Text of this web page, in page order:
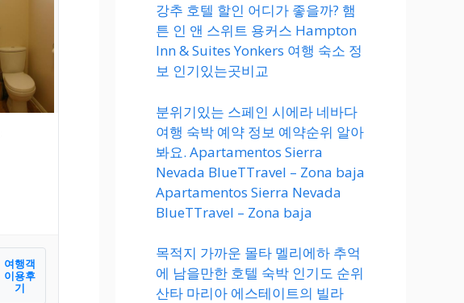
여행객
이용후
기
강추 호텔 할인 어디가 좋을까? 햄
튼 인 앤 스위트 용커스 Hampton
Inn & Suites Yonkers 여행 숙소 정
보 인기있는곳비교
분위기있는 스페인 시에라 네바다
여행 숙박 예약 정보 예약순위 알아
봐요. Apartamentos Sierra
Nevada BlueTTravel – Zona baja
Apartamentos Sierra Nevada
BlueTTravel – Zona baja
목적지 가까운 몰타 멜리에하 추억
에 남을만한 호텔 숙박 인기도 순위
산타 마리아 에스테이트의 빌라